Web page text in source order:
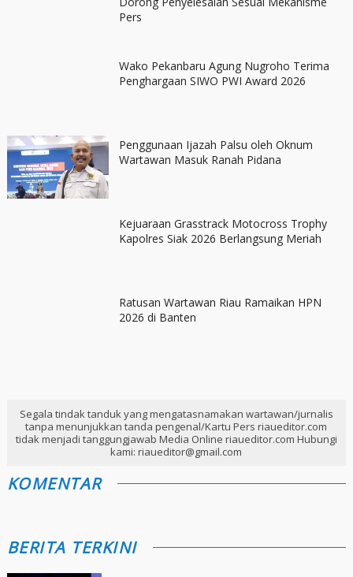
Pers
Wako Pekanbaru Agung Nugroho Terima
Penghargaan SIWO PWI Award 2026
Penggunaan Ijazah Palsu oleh Oknum
Wartawan Masuk Ranah Pidana
Kejuaraan Grasstrack Motocross Trophy
Kapolres Siak 2026 Berlangsung Meriah
Ratusan Wartawan Riau Ramaikan HPN
2026 di Banten
Segala tindak tanduk yang mengatasnamakan wartawan/jurnalis
tanpa menunjukkan tanda pengenal/Kartu Pers riaueditor.com
tidak menjadi tanggungjawab Media Online riaueditor.com Hubungi
kami: riaueditor@gmail.com
KOMENTAR
BERITA TERKINI